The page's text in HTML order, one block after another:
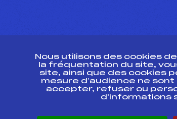
Ressources
Pass’Neige
Projet
Nous utilisons des cookies
la fréquentation du site,
site, ainsi que des cookies
mesure d’audience ne
accepter, refuser ou
d'informations